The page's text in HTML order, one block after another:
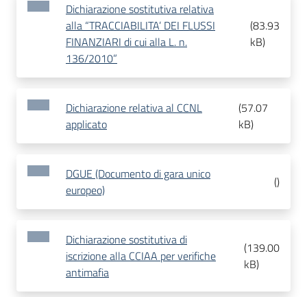
Dichiarazione sostitutiva relativa
alla “TRACCIABILITA’ DEI FLUSSI
FINANZIARI di cui alla L. n.
136/2010”
(83.93
kB)
Dichiarazione relativa al CCNL
applicato
(57.07
kB)
DGUE (Documento di gara unico
europeo)
()
Dichiarazione sostitutiva di
iscrizione alla CCIAA per verifiche
antimafia
(139.00
kB)